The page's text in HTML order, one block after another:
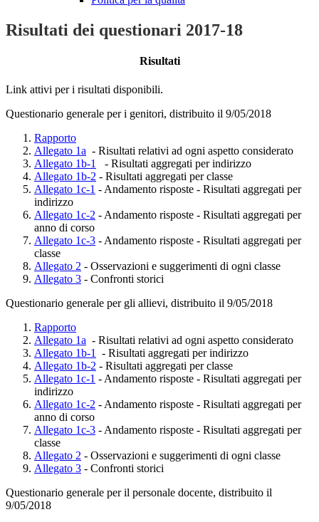
Risultati dei questionari 2017-18
Risultati
Link attivi per i risultati disponibili.
Questionario generale per i genitori, distribuito il 9/05/2018
Rapporto
Allegato 1a - Risultati relativi ad ogni aspetto considerato
Allegato 1b-1
- Risultati aggregati per indirizzo
Allegato 1b-2 - Risultati aggregati per classe
Allegato 1c-1 - Andamento risposte - Risultati aggregati per
indirizzo
Allegato 1c-2 - Andamento risposte - Risultati aggregati per
anno di corso
Allegato 1c-3 - Andamento risposte - Risultati aggregati per
classe
Allegato 2 - Osservazioni e suggerimenti di ogni classe
Allegato 3 - Confronti storici
Questionario generale per gli allievi, distribuito il 9/05/2018
Rapporto
Allegato 1a - Risultati relativi ad ogni aspetto considerato
Allegato 1b-1
- Risultati aggregati per indirizzo
Allegato 1b-2 - Risultati aggregati per classe
Allegato 1c-1 - Andamento risposte - Risultati aggregati per
indirizzo
Allegato 1c-2 - Andamento risposte - Risultati aggregati per
anno di corso
Allegato 1c-3 - Andamento risposte - Risultati aggregati per
classe
Allegato 2 - Osservazioni e suggerimenti di ogni classe
Allegato 3 - Confronti storici
Questionario generale per il personale docente, distribuito il
9/05/2018